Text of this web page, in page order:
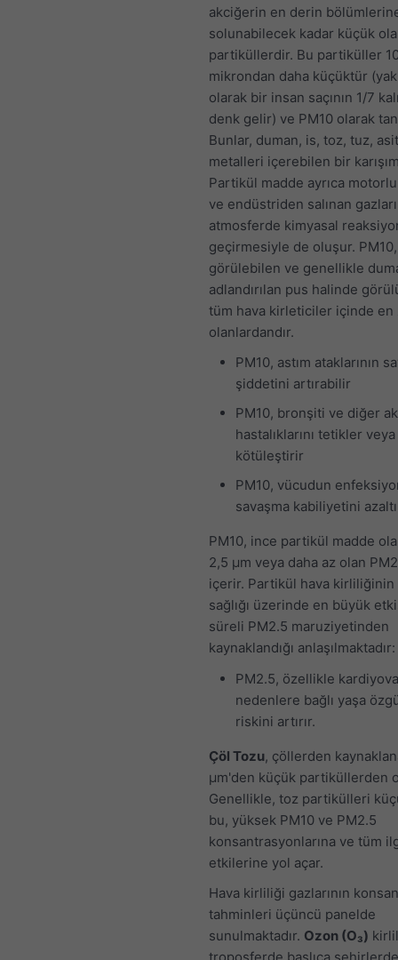
akciğerin en derin
solunabilecek kadar küçük
partiküllerdir. Bu partiküller
mikrondan daha küçüktür
olarak bir insan saçının 1/7
denk gelir) ve PM10 olarak
Bunlar, duman, is, toz, tuz,
metalleri içerebilen bir
Partikül madde ayrıca
ve endüstriden salınan
atmosferde kimyasal
geçirmesiyle de oluşur.
görülebilen ve genellikle
adlandırılan pus halinde
tüm hava kirleticiler içinde en
olanlardandır.
PM10, astım ataklarının
şiddetini artırabilir
PM10, bronşiti ve diğer
hastalıklarını tetikler veya
kötüleştirir
PM10, vücudun
savaşma kabiliyetini
PM10, ince partikül madde
2,5 μm veya daha az olan
içerir. Partikül hava kirliliğinin
sağlığı üzerinde en büyük
süreli PM2.5 maruziyetinden
kaynaklandığı anlaşılmaktadır:
PM2.5, özellikle
nedenlere bağlı yaşa
riskini artırır.
Çöl Tozu, çöllerden
μm'den küçük partiküllerden
Genellikle, toz partikülleri
bu, yüksek PM10 ve PM2.5
konsantrasyonlarına ve tüm
etkilerine yol açar.
Hava kirliliği gazlarının
tahminleri üçüncü panelde
sunulmaktadır. Ozon (O₃)